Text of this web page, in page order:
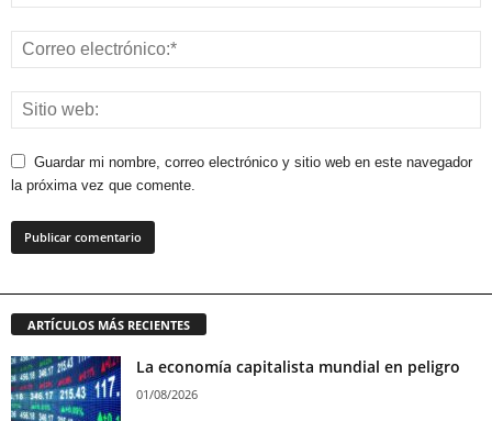
Guardar mi nombre, correo electrónico y sitio web en este navegador
la próxima vez que comente.
ARTÍCULOS MÁS RECIENTES
La economía capitalista mundial en peligro
01/08/2026